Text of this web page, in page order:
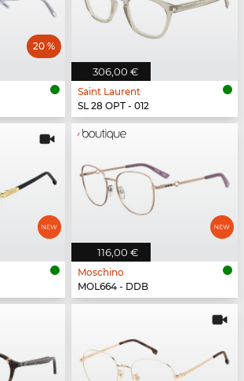
20 %
306,00 €
Saint Laurent
SL 28 OPT - 012
116,00 €
Moschino
MOL664 - DDB